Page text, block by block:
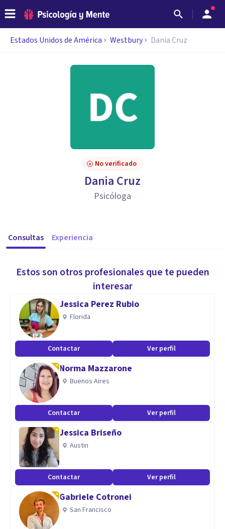
Estados Unidos de América Westbury Dania Cruz
No verificado
Dania Cruz
Psicóloga
Consultas Experiencia
Estos son otros profesionales que te pueden
interesar
Jessica Perez Rubio
Florida
Contactar Ver perfil
Norma Mazzarone
Buenos Aires
Contactar Ver perfil
Jessica Briseño
Austin
Contactar Ver perfil
Gabriele Cotronei
San Francisco